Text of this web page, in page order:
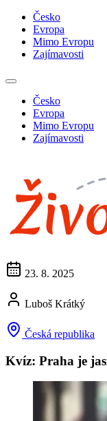
Česko
Evropa
Mimo Evropu
Zajímavosti
Česko
Evropa
Mimo Evropu
Zajímavosti
23. 8. 2025
Luboš Krátký
Česká republika
Kvíz: Praha je